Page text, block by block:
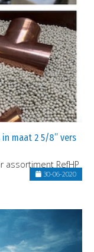
maat 2 5/8” vers
assortiment RefHP
30-06-2020